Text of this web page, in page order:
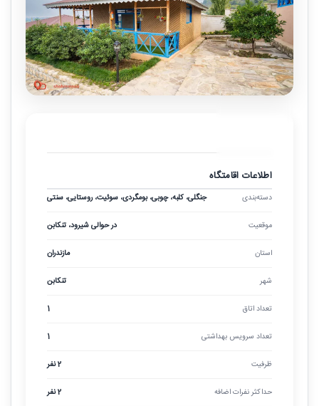
اطلاعات اقامتگاه
دسته‌بندی جنگلی، کلبه، چوبی، بومگردی، سوئیت، روستایی، سنتی
موقعیت در حوالی شیرود، تنکابن
استان مازندران
شهر تنکابن
تعداد اتاق 1
تعداد سرویس بهداشتی 1
ظرفیت 2 نفر
حداکثر نفرات اضافه 2 نفر